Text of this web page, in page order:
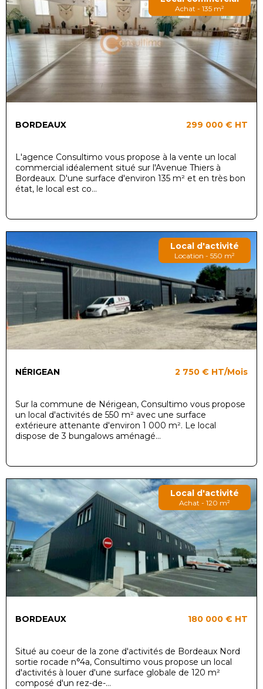
Achat - 135 m²
BORDEAUX 299 000 € HT
L'agence Consultimo vous propose à la vente un local
commercial idéalement situé sur l'Avenue Thiers à
Bordeaux. D'une surface d'environ 135 m² et en très bon
état, le local est co...
Local d'activité
Location - 550 m²
NÉRIGEAN 2 750 € HT/Mois
Sur la commune de Nérigean, Consultimo vous propose
un local d'activités de 550 m² avec une surface
extérieure attenante d'environ 1 000 m². Le local
dispose de 3 bungalows aménagé...
Local d'activité
Achat - 120 m²
BORDEAUX 180 000 € HT
Situé au coeur de la zone d'activités de Bordeaux Nord
sortie rocade n°4a, Consultimo vous propose un local
d'activités à louer d'une surface globale de 120 m²
composé d'un rez-de-...